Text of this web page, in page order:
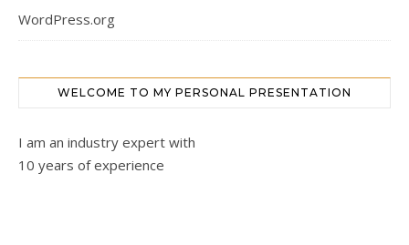
WordPress.org
WELCOME TO MY PERSONAL PRESENTATION
I am an industry expert with
10 years of experience